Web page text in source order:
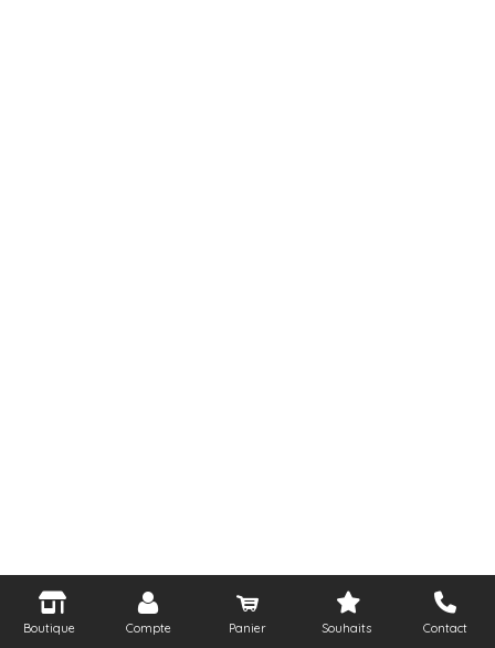
Boutique Compte Panier Souhaits Contact